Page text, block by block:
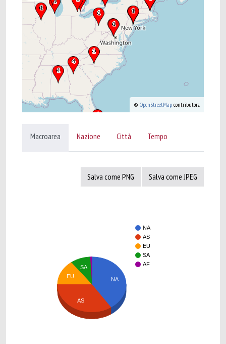
© OpenStreetMap contributors.
Macroarea Nazione Città Tempo
Salva come PNG Salva come JPEG
NA
AS
EU
SA
AF
NA
SA
EU
AS